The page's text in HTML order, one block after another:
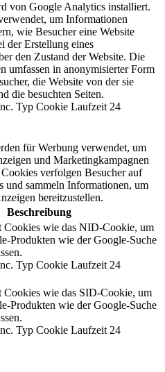
von Google Analytics installiert.
um Informationen
wie Besucher eine Website
der Erstellung eines
den Zustand der Website. Die
umfassen in anonymisierter Form
die Website von der sie
die besuchten Seiten.
Typ Cookie Laufzeit 24
für Werbung verwendet, um
und Marketingkampagnen
verfolgen Besucher auf
und sammeln Informationen, um
bereitzustellen.
Beschreibung
Cookies wie das NID-Cookie, um
Produkten wie der Google-Suche
Typ Cookie Laufzeit 24
Cookies wie das SID-Cookie, um
Produkten wie der Google-Suche
Typ Cookie Laufzeit 24